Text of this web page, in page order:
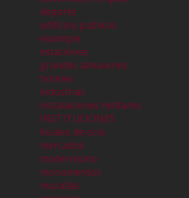
deporte
edificios publicos
eixample
estaciones
grandes almacenes
hoteles
industrias
instalaciones militares
INSTITUCIONES
locales de ocio
mercados
modernismo
monumentos
murallas